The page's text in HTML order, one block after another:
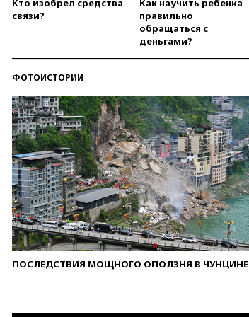
Кто изобрел средства
связи?
Как научить ребенка
правильно
обращаться с
деньгами?
ФОТОИСТОРИИ
ПОСЛЕДСТВИЯ МОЩНОГО ОПОЛЗНЯ В ЧУНЦИНЕ